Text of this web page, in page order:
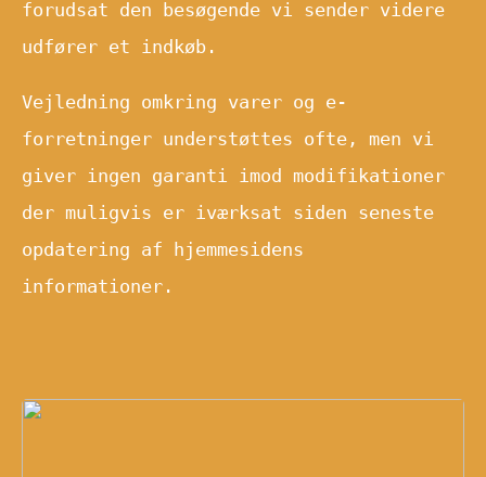
forudsat den besøgende vi sender videre
udfører et indkøb.
Vejledning omkring varer og e-
forretninger understøttes ofte, men vi
giver ingen garanti imod modifikationer
der muligvis er iværksat siden seneste
opdatering af hjemmesidens
informationer.